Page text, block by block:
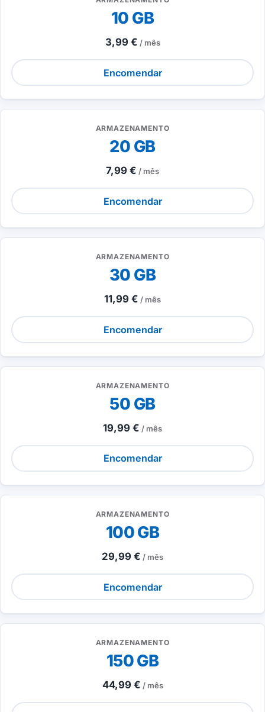
10 GB
3,99 € / mês
Encomendar
ARMAZENAMENTO
20 GB
7,99 € / mês
Encomendar
ARMAZENAMENTO
30 GB
11,99 € / mês
Encomendar
ARMAZENAMENTO
50 GB
19,99 € / mês
Encomendar
ARMAZENAMENTO
100 GB
29,99 € / mês
Encomendar
ARMAZENAMENTO
150 GB
44,99 € / mês